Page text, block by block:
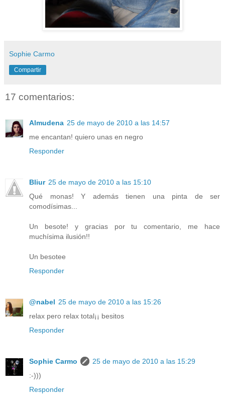
Sophie Carmo
Compartir
17 comentarios:
Almudena 25 de mayo de 2010 a las 14:57
me encantan! quiero unas en negro
Responder
Bliur 25 de mayo de 2010 a las 15:10
Qué monas! Y además tienen una pinta de ser
comodísimas...
Un besote! y gracias por tu comentario, me hace
muchísima ilusión!!
Un besotee
Responder
@nabel 25 de mayo de 2010 a las 15:26
relax pero relax total¡¡ besitos
Responder
Sophie Carmo
25 de mayo de 2010 a las 15:29
:-)))
Responder